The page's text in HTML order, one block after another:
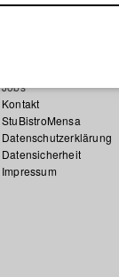
Jobs
Kontakt
StuBistroMensa
Datenschutzerklärung
Datensicherheit
Impressum